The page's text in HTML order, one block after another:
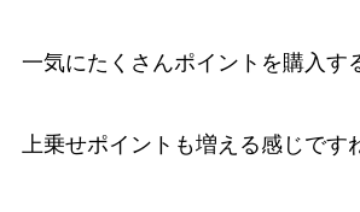
一気にたくさんポイントを購入す
上乗せポイントも増える感じです